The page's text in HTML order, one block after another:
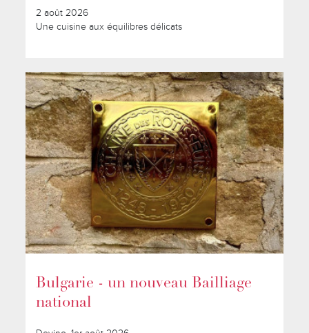
2 août 2026
Une cuisine aux équilibres délicats
Bulgarie - un nouveau Bailliage
national